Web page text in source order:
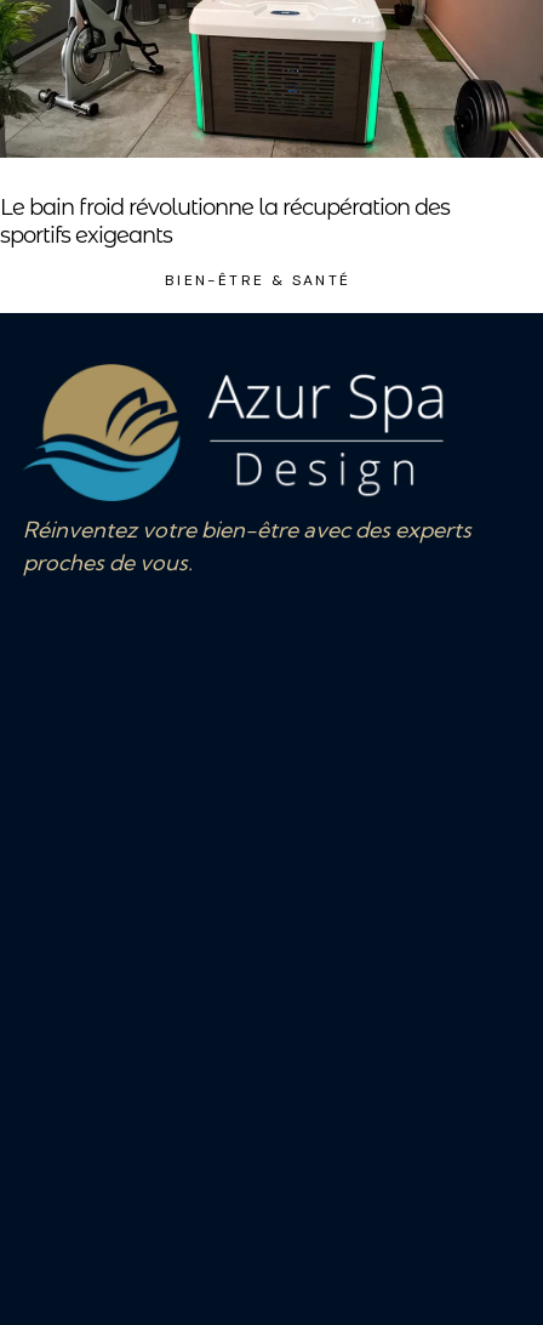
Le bain froid révolutionne la récupération des
sportifs exigeants
BIEN-ÊTRE & SANTÉ
Réinventez votre bien-être avec des experts
proches de vous.